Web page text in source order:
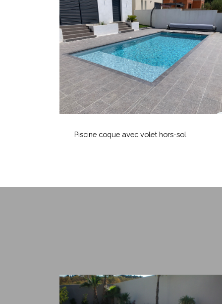
coque
avec
volet
hors-
sol
coquePiscine coque avec volet hors-sol
Entretien
de